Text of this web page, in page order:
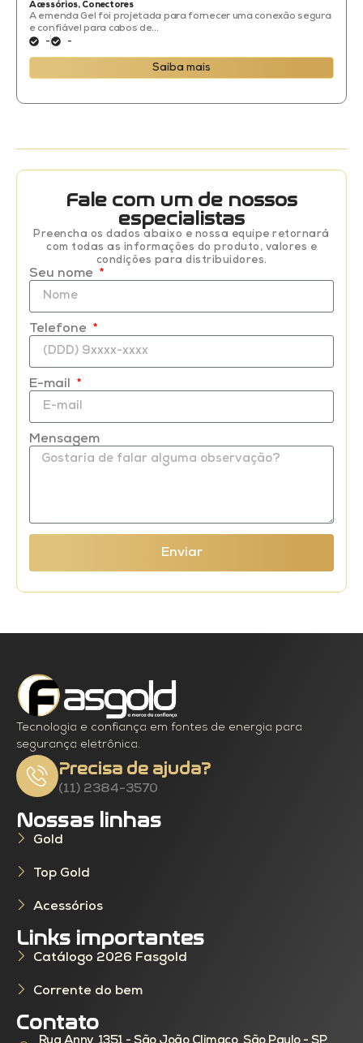
Acessórios, Conectores
A emenda Gel foi projetada para fornecer uma conexão segura
e confiável para cabos de...
-
-
Saiba mais
Fale com um de nossos
especialistas
Preencha os dados abaixo e nossa equipe retornará
com todas as informações do produto, valores e
condições para distribuidores.
Seu nome
Telefone
E-mail
Mensagem
Enviar
Tecnologia e confiança em fontes de energia para
segurança eletrônica.
Precisa de ajuda?
(11) 2384-3570
Nossas linhas
Gold
Top Gold
Acessórios
Links importantes
Catálogo 2026 Fasgold
Corrente do bem
Contato